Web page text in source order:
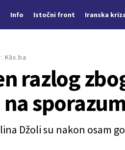
Info Istočni front Iranska
razlog
Džoli su nakon osam
Klix.ba